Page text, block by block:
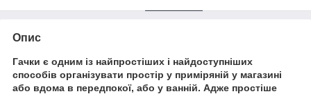
Опис
Гачки є одним із найпростіших і найдоступніших
способів організувати простір у приміряній у магазині
або вдома в передпокої, або у ванній. Адже простіше